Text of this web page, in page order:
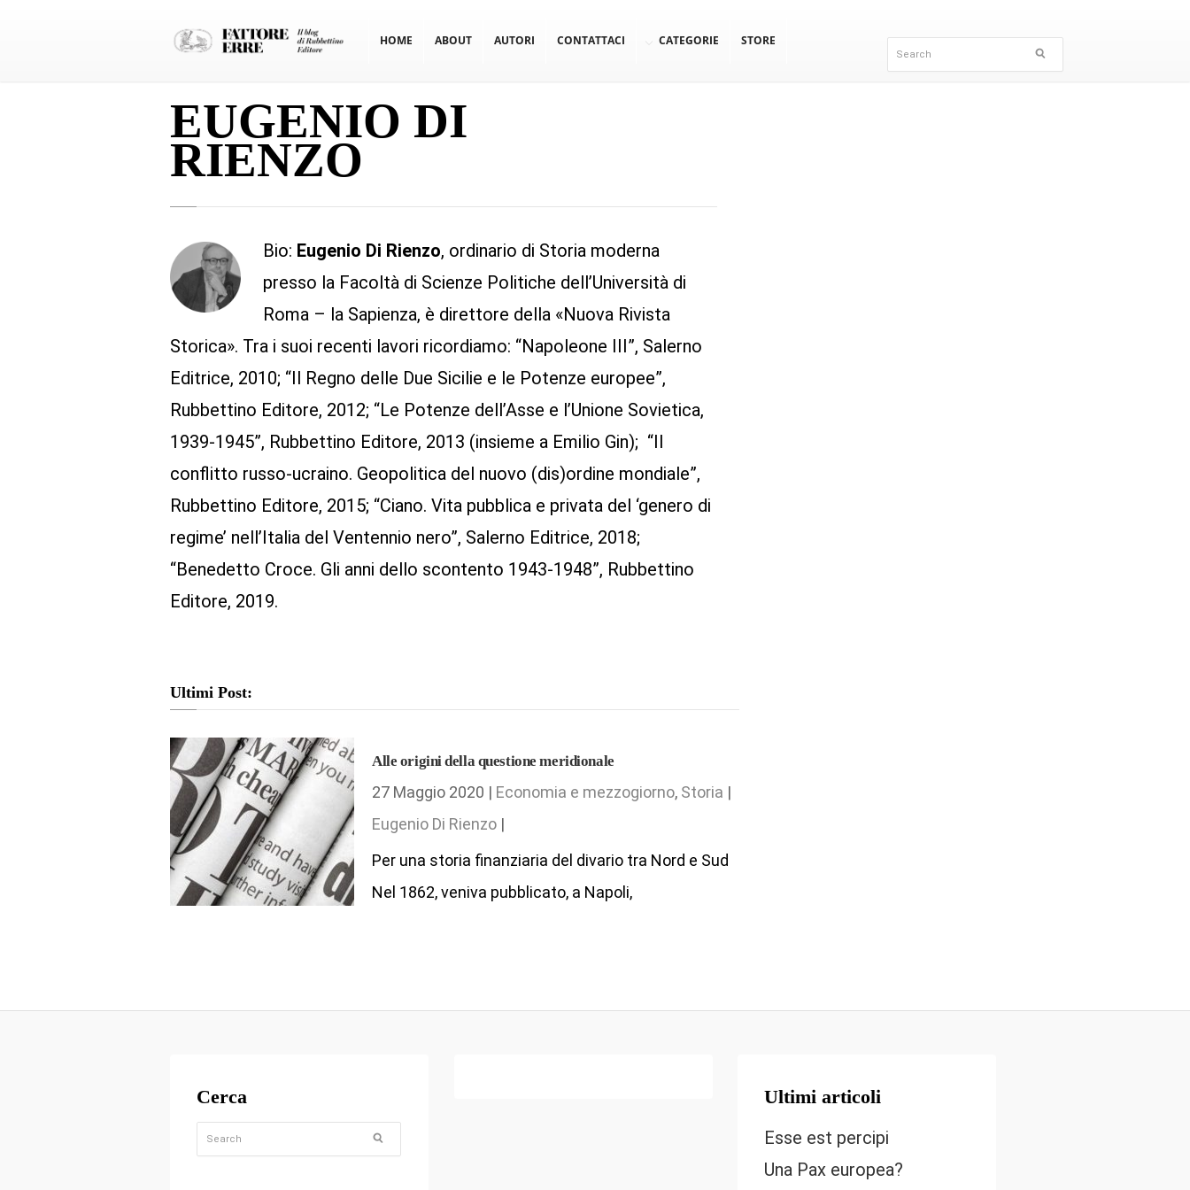
HOME ABOUT AUTORI CONTATTACI CATEGORIE STORE
EUGENIO DI
RIENZO
Bio: Eugenio Di Rienzo, ordinario di Storia moderna
presso la Facoltà di Scienze Politiche dell’Università di
Roma – la Sapienza, è direttore della «Nuova Rivista
Storica». Tra i suoi recenti lavori ricordiamo: “Napoleone III”, Salerno
Editrice, 2010; “Il Regno delle Due Sicilie e le Potenze europee”,
Rubbettino Editore, 2012; “Le Potenze dell’Asse e l’Unione Sovietica,
1939-1945”, Rubbettino Editore, 2013 (insieme a Emilio Gin); “Il
conflitto russo-ucraino. Geopolitica del nuovo (dis)ordine mondiale”,
Rubbettino Editore, 2015; “Ciano. Vita pubblica e privata del ‘genero di
regime’ nell’Italia del Ventennio nero”, Salerno Editrice, 2018;
“Benedetto Croce. Gli anni dello scontento 1943-1948”, Rubbettino
Editore, 2019.
Ultimi Post:
Alle origini della questione meridionale
27 Maggio 2020 | Economia e mezzogiorno, Storia |
Eugenio Di Rienzo |
Per una storia finanziaria del divario tra Nord e Sud
Nel 1862, veniva pubblicato, a Napoli,
Cerca Ultimi articoli
Esse est percipi
Una Pax europea?